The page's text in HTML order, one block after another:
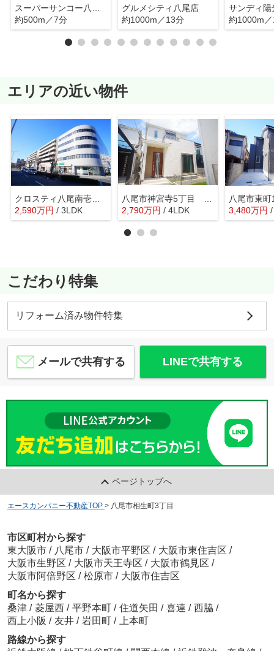
スーパーサンコー八尾店
約500m／7分
グルメシティ八尾店
約1000m／13分
サンディ陽
約1000m
エリアの近い物件
クロスティ八尾南壱番館
2,590万円 / 3LDK
2,790万円 / 4LDK
八尾市東町
3,480万円
こだわり特集
リフォーム済み物件特集
メールで共有する LINEで共有する
ページトップへ
エースカンパニー不動産TOP > 八尾市相生町3丁目
市区町村から探す
東大阪市 / 八尾市 / 大阪市平野区 / 大阪市東住吉区 /
大阪市生野区 / 大阪市天王寺区 / 大阪市鶴見区 /
大阪市阿倍野区 / 松原市 / 大阪市住吉区
町名から探す
桑津 / 菱屋西 / 平野本町 / 住道矢田 / 喜連 / 西脇 /
西上小阪 / 友井 / 岩田町 /
上本町
路線から探す